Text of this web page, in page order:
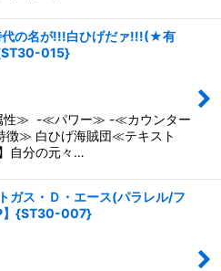
代の名が!!!白ひげだァ!!!(★有
015}
≫ -≪パワー≫ -≪カウンター
≫ 白ひげ海賊団≪テキスト
自分の元々…
ガス・Ｄ・エース(パラレル/フ
】{ST30-007}